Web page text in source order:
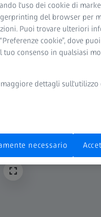
l'uso dei cookie di
del browser per
Puoi trovare ulteriori
cookie”, dove
consenso in qualsiasi
dettagli sull'utilizzo
necessario